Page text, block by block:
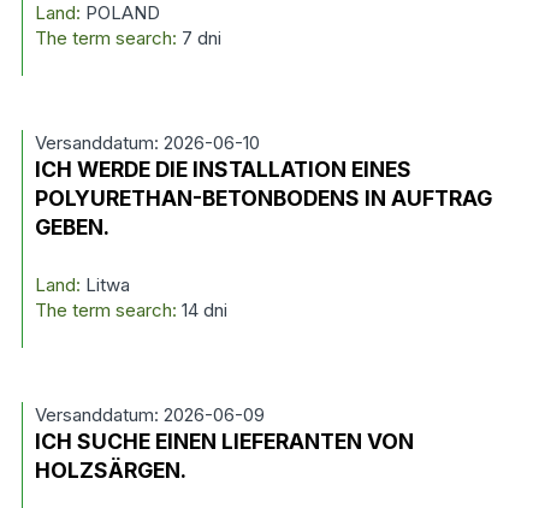
Land: POLAND
The term search: 7 dni
Versanddatum: 2026-06-10
ICH WERDE DIE INSTALLATION EINES
POLYURETHAN-BETONBODENS IN AUFTRAG
GEBEN.
Land: Litwa
The term search: 14 dni
Versanddatum: 2026-06-09
ICH SUCHE EINEN LIEFERANTEN VON
HOLZSÄRGEN.